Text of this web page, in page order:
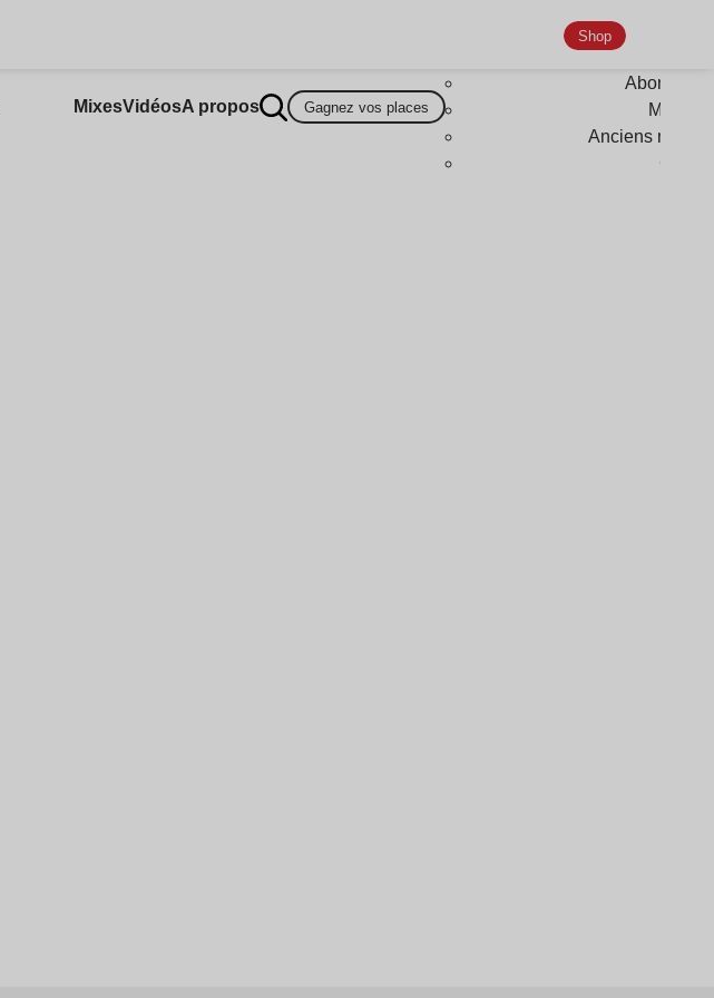
MixesVidéosA propos Gagnez vos places
Shop
Anciens